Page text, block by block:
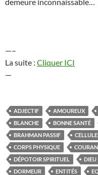
—–
La suite : Cliquer ICI
—
ADJECTIF AMOUREUX
BLANCHE
BONNE SANTÉ
BRAHMAN PASSIF
CORPS PHYSIQUE
DÉPOTOIR SPIRITUEL
DIEU
DORMEUR
ENTITÉS